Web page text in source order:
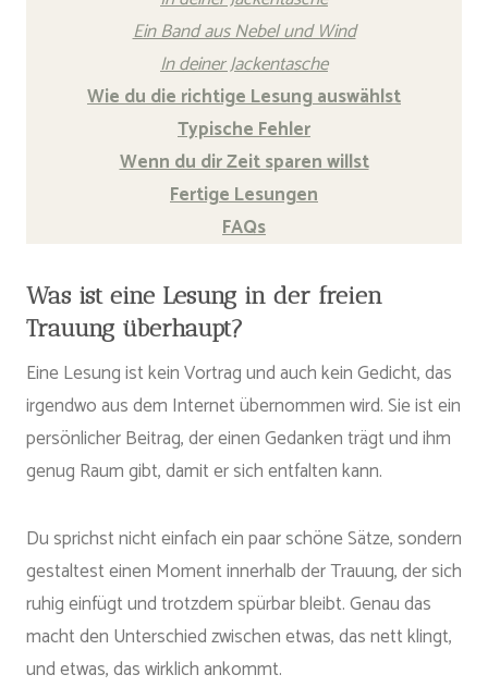
Ein Band aus Nebel und Wind
In deiner Jackentasche
Wie du die richtige Lesung auswählst
Typische Fehler
Wenn du dir Zeit sparen willst
Fertige Lesungen
FAQs
Was ist eine Lesung in der freien
Trauung überhaupt?
Eine Lesung ist kein Vortrag und auch kein Gedicht, das
irgendwo aus dem Internet übernommen wird. Sie ist ein
persönlicher Beitrag, der einen Gedanken trägt und ihm
genug Raum gibt, damit er sich entfalten kann.
Du sprichst nicht einfach ein paar schöne Sätze, sondern
gestaltest einen Moment innerhalb der Trauung, der sich
ruhig einfügt und trotzdem spürbar bleibt. Genau das
macht den Unterschied zwischen etwas, das nett klingt,
und etwas, das wirklich ankommt.